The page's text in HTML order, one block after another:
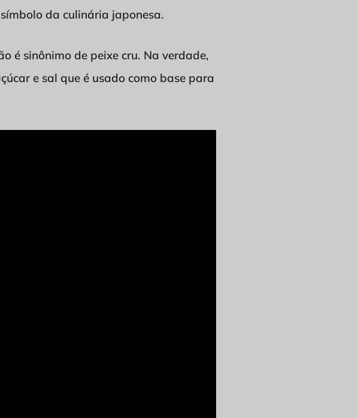
da culinária japonesa.
é sinônimo de peixe cru. Na verdade,
e sal que é usado como base para